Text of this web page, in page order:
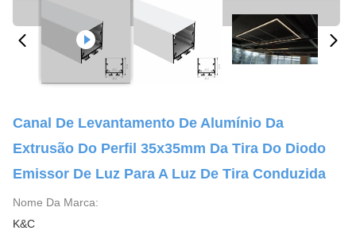
Canal De Levantamento De Alumínio Da
Extrusão Do Perfil 35x35mm Da Tira Do Diodo
Emissor De Luz Para A Luz De Tira Conduzida
Nome Da Marca:
K&C